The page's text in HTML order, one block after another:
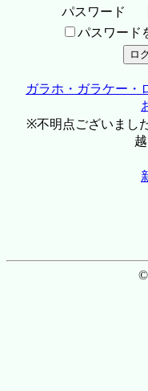
パスワード
パスワード
ガラホ・ガラケー・
※不明点ございまし
©